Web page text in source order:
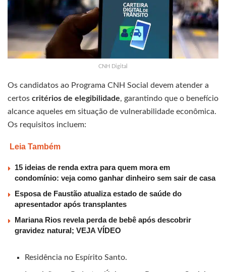
CNH Digital
Os candidatos ao Programa CNH Social devem atender a
certos critérios de elegibilidade, garantindo que o benefício
alcance aqueles em situação de vulnerabilidade econômica.
Os requisitos incluem:
Leia Também
15 ideias de renda extra para quem mora em
condomínio: veja como ganhar dinheiro sem sair de casa
Esposa de Faustão atualiza estado de saúde do
apresentador após transplantes
Mariana Rios revela perda de bebê após descobrir
gravidez natural; VEJA VÍDEO
Residência no Espírito Santo.